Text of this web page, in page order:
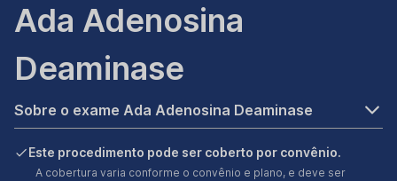
Ada Adenosina
Deaminase
Sobre o exame Ada Adenosina Deaminase
Este procedimento pode ser coberto por convênio.
A cobertura varia conforme o convênio e plano, e deve ser